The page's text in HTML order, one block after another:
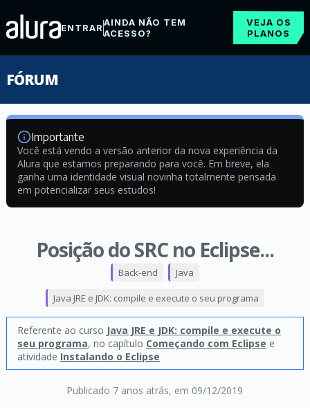
ENTRARAINDA NÃO TEM
ACESSO?
VEJA OS
PLANOS
FÓRUM
Importante
Você está vendo a versão anterior da nova experiência da
Alura que estamos preparando para você. Em breve, ela
ganha uma identidade visual novinha totalmente pensada
em potencializar seus estudos!
Posição do SRC no Eclipse...
Publicado 7 anos atrás, em 09/12/2019
Back-end Java
Java JRE e JDK: compile e execute o seu programa
Referente ao curso Java JRE e JDK: compile e execute o
seu programa, no capítulo Começando com Eclipse e
atividade Instalando o Eclipse